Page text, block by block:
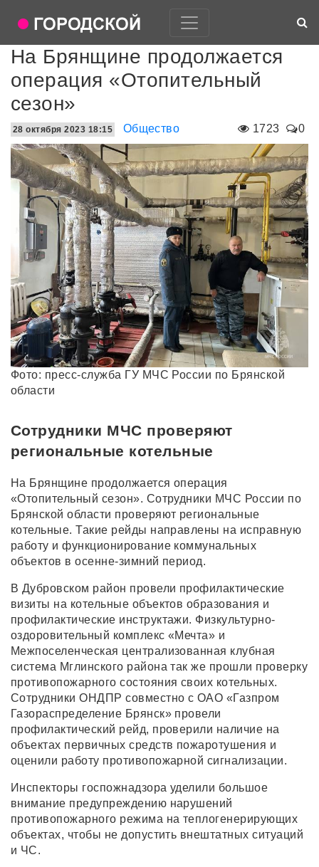
На Брянщине продолжается
операция «Отопительный
сезон»
1723 0
28 октября 2023 18:15 Общество
Фото: пресс-служба ГУ МЧС России по Брянской
области
Сотрудники МЧС проверяют
региональные котельные
На Брянщине продолжается операция
«Отопительный сезон». Сотрудники МЧС России по
Брянской области проверяют региональные
котельные. Такие рейды направлены на исправную
работу и функционирование коммунальных
объектов в осенне-зимний период.
В Дубровском район провели профилактические
визиты на котельные объектов образования и
профилактические инструктажи. Физкультурно-
оздоровительный комплекс «Мечта» и
Межпоселенческая централизованная клубная
система Мглинского района так же прошли проверку
противопожарного состояния своих котельных.
Сотрудники ОНДПР совместно с ОАО «Газпром
Газораспределение Брянск» провели
профилактический рейд, проверили наличие на
объектах первичных средств пожаротушения и
оценили работу противопожарной сигнализации.
Инспекторы госпожнадзора уделили большое
внимание предупреждению нарушений
противопожарного режима на теплогенерирующих
объектах, чтобы не допустить внештатных ситуаций
и ЧС.